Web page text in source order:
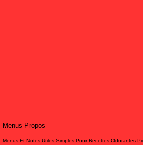
Menus Propos
Menus Et Notes Utiles Simples Pour Recettes Odorantes